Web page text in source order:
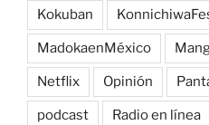
Kokuban
MadokaenMéxico
Netflix Opinión
podcast Radio en línea